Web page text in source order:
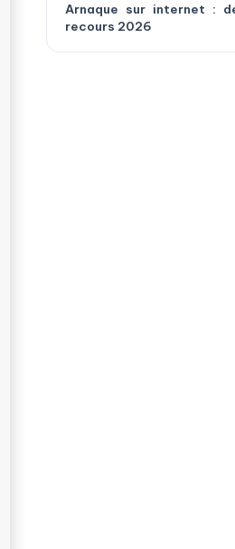
Arnaque sur internet :
recours 2026